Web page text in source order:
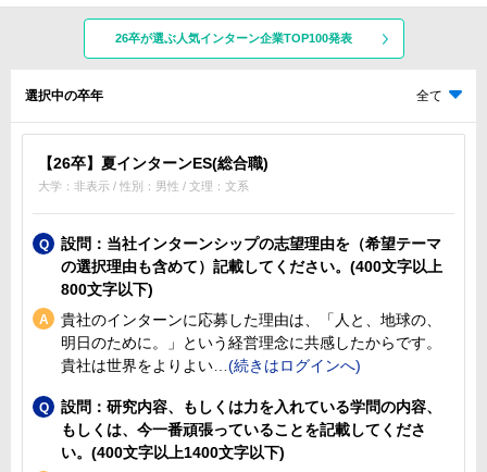
26卒が選ぶ人気インターン企業TOP100発表
選択中の卒年 全て
【26卒】夏インターンES(総合職)
大学：非表示 / 性別：男性 / 文理：文系
設問：当社インターンシップの志望理由を（希望テーマ
の選択理由も含めて）記載してください。(400文字以上
800文字以下)
貴社のインターンに応募した理由は、「人と、地球の、
明日のために。」という経営理念に共感したからです。
貴社は世界をよりよい
設問：研究内容、もしくは力を入れている学問の内容、
もしくは、今一番頑張っていることを記載してくださ
い。(400文字以上1400文字以下)